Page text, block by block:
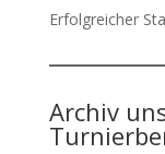
Erfolgreicher
Archiv